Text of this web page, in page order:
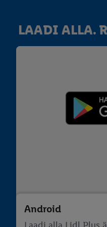
LAADI ALLA.
Android